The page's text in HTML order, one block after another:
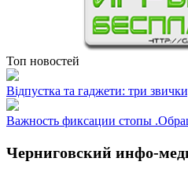
Топ новостей
Відпустка та гаджети: три
Важность фиксации стопы
Черниговский инфо-